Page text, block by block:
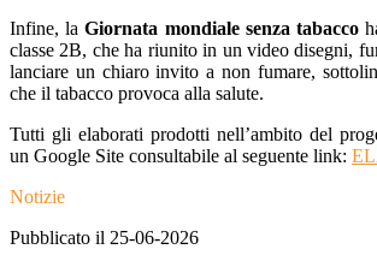
Infine, laGiornata mondiale senza tabacco
classe 2B, che ha riunito in un video disegni,
lanciare un chiaro invito a non fumare,
che il tabacco provoca alla salute.
Tutti gli elaborati prodotti nell’ambito del
un Google Site consultabile al seguente link:
Notizie
Pubblicato il 25-06-2026